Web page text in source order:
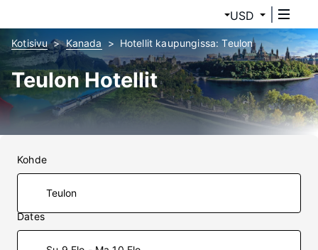
USD
Kotisivu Kanada Hotellit kaupungissa: Teulon
Teulon Hotellit
Kohde
Dates